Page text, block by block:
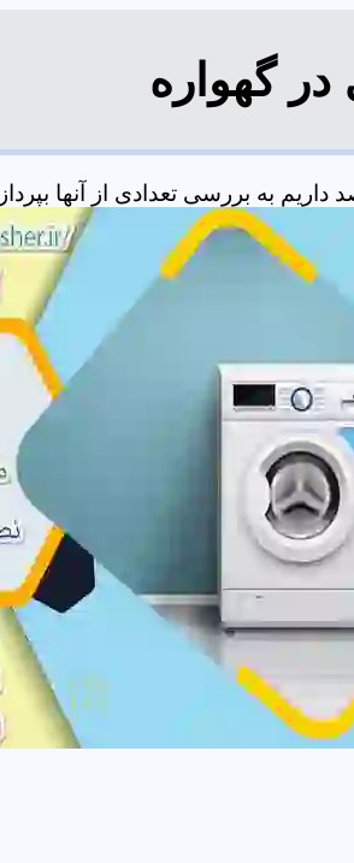
گهواره
به بررسی تعدادی از آنها